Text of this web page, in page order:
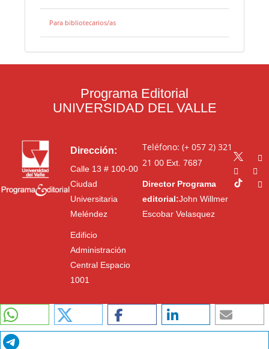
Para bibliotecarios/as
Programa Editorial
UNIVERSIDAD DEL VALLE
Dirección:
Calle 13 # 100-00
Ciudad
Universitaria
Meléndez
Edificio
Administración
Central Espacio
1001
Teléfono: (+ 057 2) 321
21 00Ext. 7687
Director Programa
editorial:John Willmer
Escobar Velasquez